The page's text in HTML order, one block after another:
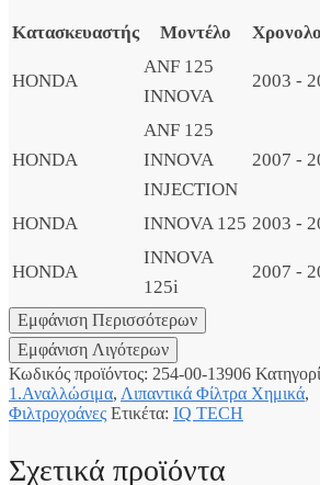
Κατασκευαστής Μοντέλο
HONDA
ANF 125
INNOVA
2003 -
HONDA
ANF 125
INNOVA
INJECTION
2007 -
HONDA INNOVA 125 2003 -
HONDA
INNOVA
125i
2007 -
Κωδικός προϊόντος: 254-00-13906
1.Αναλλώσιμα, Λιπαντικά Φίλτρα Χημικά,
Φιλτροχοάνες Ετικέτα: IQ TECH
Σχετικά προϊόντα